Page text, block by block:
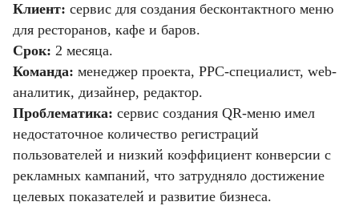
Клиент: сервис для создания бесконтактного меню
для ресторанов, кафе и баров.
Срок: 2 месяца.
Команда: менеджер проекта, PPC-специалист, web-
аналитик, дизайнер, редактор.
Проблематика: сервис создания QR-меню имел
недостаточное количество регистраций
пользователей и низкий коэффициент конверсии с
рекламных кампаний, что затрудняло достижение
целевых показателей и развитие бизнеса.